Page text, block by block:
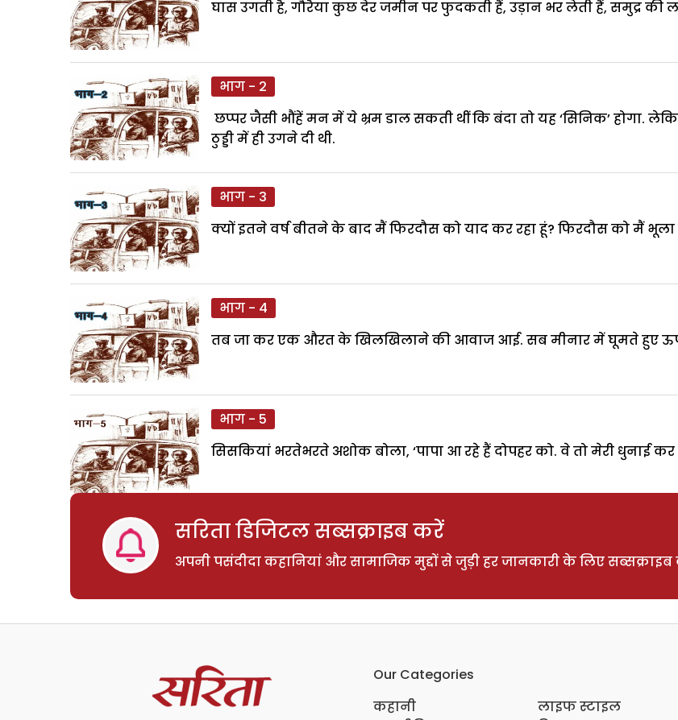
घास उगती है, गौरैया कुछ देर जमीन पर फुदकती हैं, उड़ान भर लेती हैं, समुद्र की
भाग - 2
छप्पर जैसी भौंहें मन में ये भ्रम डाल सकती थीं कि बंदा तो यह ‘सिनिक’ होगा.
ठुड्डी में ही उगने दी थी.
भाग - 3
क्यों इतने वर्ष बीतने के बाद मैं फिरदौस को याद कर रहा हूं? फिरदौस को मैं
भाग - 4
तब जा कर एक औरत के खिलखिलाने की आवाज आई. सब मीनार में घूमते हुए
भाग - 5
सिसकियां भरतेभरते अशोक बोला, ‘पापा आ रहे हैं दोपहर को. वे तो मेरी धुनाई
सरिता डिजिटल सब्सक्राइब करें
अपनी पसंदीदा कहानियां और सामाजिक मुद्दों से जुड़ी हर जानकारी के लिए सब्सक्राइब
Our Categories
कहानी
लाइफ स्टाइल